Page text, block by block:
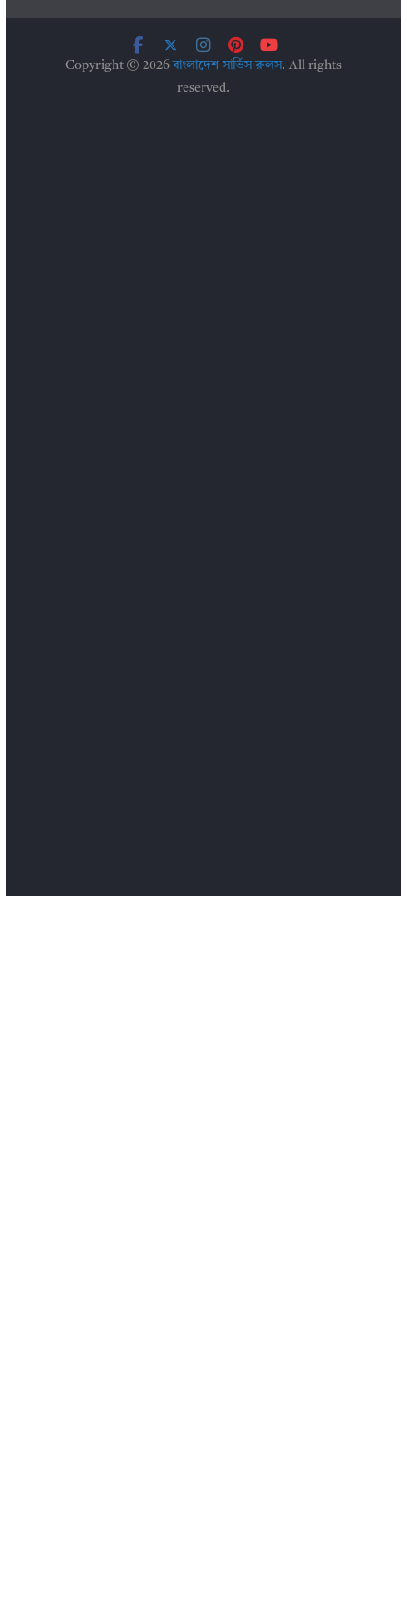
Copyright © 2026বাংলাদেশ সার্ভিস রুলস. All rights
reserved.